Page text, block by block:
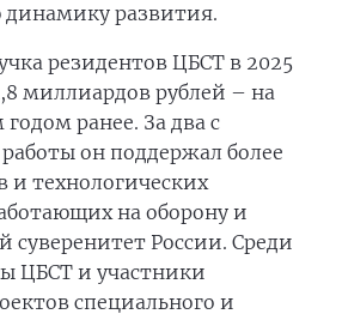
развития.
резидентов ЦБСТ в 2025
миллиардов рублей – на
ранее. За два с
он поддержал более
и технологических
на оборону и
суверенитет России. Среди
ЦБСТ и участники
специального и